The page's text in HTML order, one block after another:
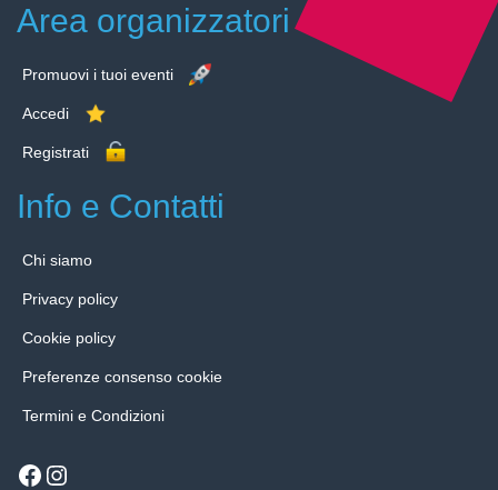
Area organizzatori
Promuovi i tuoi eventi
Accedi
Registrati
Info e Contatti
Chi siamo
Privacy policy
Cookie policy
Preferenze consenso cookie
Termini e Condizioni
Facebook
Instagram